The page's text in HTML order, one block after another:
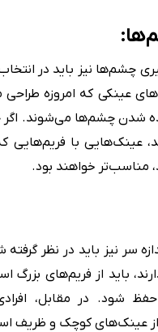
چشم‌ها نیز باید در
عینکی که امروزه
شدن چشم‌ها می‌شوند.
عینک‌هایی با فریم‌هایی
مناسب‌تر خواهند بود.
سر نیز باید در نظر
باید از فریم‌های بزرگ
شود. در مقابل،
از عینک‌های کوچک و ظریف